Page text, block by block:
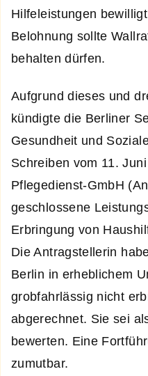
Hilfeleistungen
Belohnung sollte
behalten dürfen.
Aufgrund dieses und
kündigte die Berliner
Gesundheit und
Schreiben vom 11.
Pflegedienst-GmbH
geschlossene
Erbringung von
Die Antragstellerin
Berlin in erheblichem
grobfahrlässig nicht
abgerechnet. Sie sei
bewerten. Eine
zumutbar.